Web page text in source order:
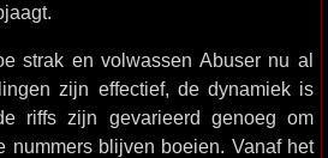
strak en volwassen Abuser nu al
zijn effectief, de dynamiek is
riffs zijn gevarieerd genoeg om
nummers blijven boeien. Vanaf het